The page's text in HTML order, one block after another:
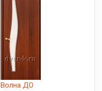
Волна ДО